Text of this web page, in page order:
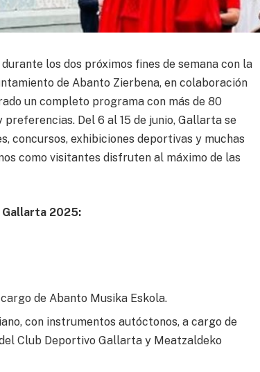
los dos próximos fines de semana con la
de Abanto Zierbena, en colaboración
un completo programa con más de 80
Del 6 al 15 de junio, Gallarta se
concursos, exhibiciones deportivas y muchas
como visitantes disfruten al máximo de las
2025:
de Abanto Musika Eskola.
con instrumentos autóctonos, a cargo de
Club Deportivo Gallarta y Meatzaldeko